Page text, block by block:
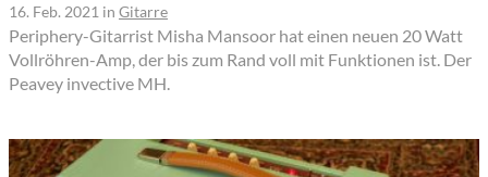
16. Feb. 2021 in Gitarre
Periphery-Gitarrist Misha Mansoor hat einen neuen 20 Watt
Vollröhren-Amp, der bis zum Rand voll mit Funktionen ist. Der
Peavey invective MH.